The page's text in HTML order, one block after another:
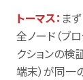
トーマス： ま
全ノード（ブ
クションの検
端末）が同一